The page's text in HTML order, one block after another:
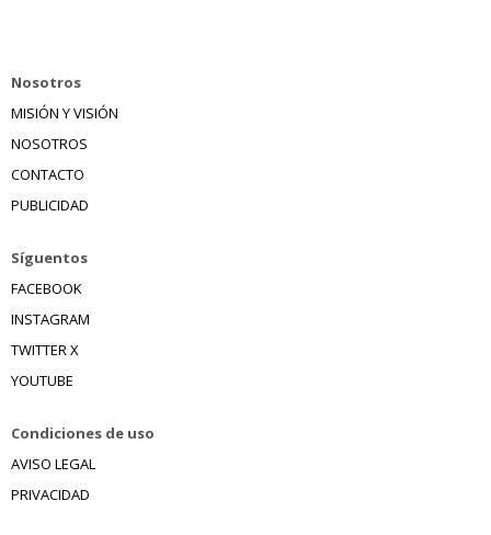
Nosotros
MISIÓN Y VISIÓN
NOSOTROS
CONTACTO
PUBLICIDAD
Síguentos
FACEBOOK
INSTAGRAM
TWITTER X
YOUTUBE
Condiciones de uso
AVISO LEGAL
PRIVACIDAD